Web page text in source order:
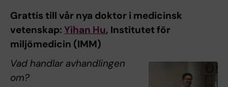
Grattis till vår nya doktor i medicinsk
vetenskap: Yihan Hu, Institutet för
miljömedicin (IMM)
Vad handlar avhandlingen
om?